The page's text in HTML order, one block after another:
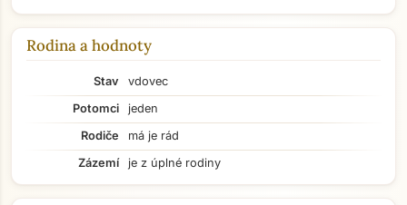
Rodina a hodnoty
Stav
vdovec
Potomci
jeden
Rodiče
má je rád
Zázemí
je z úplné rodiny